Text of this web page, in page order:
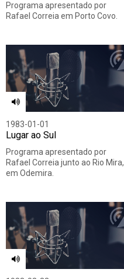
Programa apresentado por
Rafael Correia em Porto Covo.
1983-01-01
Lugar ao Sul
Programa apresentado por
Rafael Correia junto ao Rio Mira,
em Odemira.